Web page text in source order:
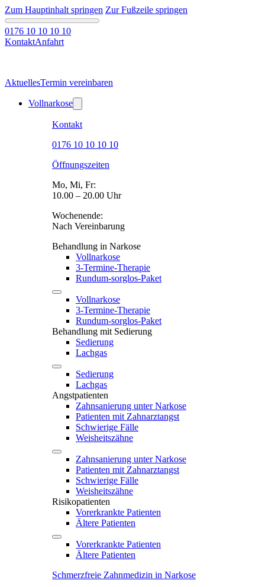
Zum Hauptinhalt springen Zur Fußzeile springen
0176 10 10 10 10
KontaktAnfahrt
AktuellesTermin vereinbaren
Vollnarkose
Kontakt
0176 10 10 10 10
Öffnungszeiten
Mo, Mi, Fr:
10.00 – 20.00 Uhr
Wochenende:
Nach Vereinbarung
Behandlung in Narkose
Vollnarkose
3-Termine-Therapie
Rundum-sorglos-Paket
Vollnarkose
3-Termine-Therapie
Rundum-sorglos-Paket
Behandlung mit Sedierung
Sedierung
Lachgas
Sedierung
Lachgas
Angstpatienten
Zahnsanierung unter Narkose
Patienten mit Zahnarztangst
Schwierige Fälle
Weisheitszähne
Zahnsanierung unter Narkose
Patienten mit Zahnarztangst
Schwierige Fälle
Weisheitszähne
Risikopatienten
Vorerkrankte Patienten
Ältere Patienten
Vorerkrankte Patienten
Ältere Patienten
Schmerzfreie Zahnmedizin in Narkose